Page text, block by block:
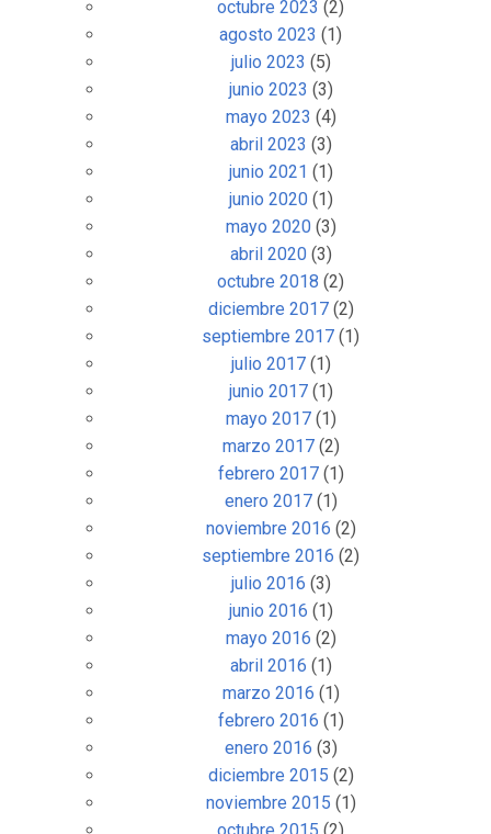
octubre 2023 (2)
agosto 2023 (1)
julio 2023 (5)
junio 2023 (3)
mayo 2023 (4)
abril 2023 (3)
junio 2021 (1)
junio 2020(1)
mayo 2020(3)
abril 2020(3)
octubre 2018 (2)
diciembre 2017(2)
septiembre 2017 (1)
julio 2017(1)
junio 2017(1)
mayo 2017(1)
marzo 2017(2)
febrero 2017(1)
enero 2017(1)
noviembre 2016 (2)
septiembre 2016 (2)
julio 2016 (3)
junio 2016 (1)
mayo 2016 (2)
abril 2016 (1)
marzo 2016 (1)
febrero 2016 (1)
enero 2016 (3)
diciembre 2015 (2)
noviembre 2015 (1)